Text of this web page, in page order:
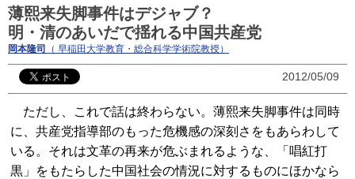
薄熙来失脚事件はデジャブ？
明・清のあいだで揺れる中国共産党
岡本隆司 （ 早稲田大学教育・総合科学学術院教授）
2012/05/09
ただし、これで話は終わらない。薄熙来失脚事件は同時
に、共産党指導部のもった危機感の深刻さをもあらわして
いる。それは文革の再来が危ぶまれるような、「唱紅打
黒」をもたらした中国社会の情況に対するものにほかなら